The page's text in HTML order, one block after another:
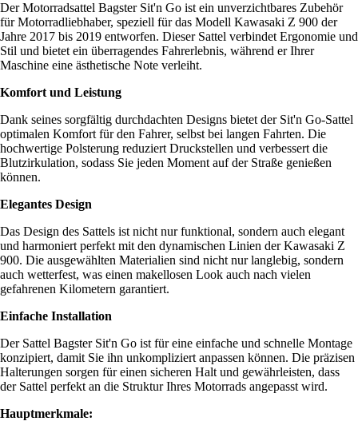
Der Motorradsattel Bagster Sit'n Go ist ein unverzichtbares Zubehör
für Motorradliebhaber, speziell für das Modell Kawasaki Z 900 der
Jahre 2017 bis 2019 entworfen. Dieser Sattel verbindet Ergonomie und
Stil und bietet ein überragendes Fahrerlebnis, während er Ihrer
Maschine eine ästhetische Note verleiht.
Komfort und Leistung
Dank seines sorgfältig durchdachten Designs bietet der Sit'n Go-Sattel
optimalen Komfort für den Fahrer, selbst bei langen Fahrten. Die
hochwertige Polsterung reduziert Druckstellen und verbessert die
Blutzirkulation, sodass Sie jeden Moment auf der Straße genießen
können.
Elegantes Design
Das Design des Sattels ist nicht nur funktional, sondern auch elegant
und harmoniert perfekt mit den dynamischen Linien der Kawasaki Z
900. Die ausgewählten Materialien sind nicht nur langlebig, sondern
auch wetterfest, was einen makellosen Look auch nach vielen
gefahrenen Kilometern garantiert.
Einfache Installation
Der Sattel Bagster Sit'n Go ist für eine einfache und schnelle Montage
konzipiert, damit Sie ihn unkompliziert anpassen können. Die präzisen
Halterungen sorgen für einen sicheren Halt und gewährleisten, dass
der Sattel perfekt an die Struktur Ihres Motorrads angepasst wird.
Hauptmerkmale: